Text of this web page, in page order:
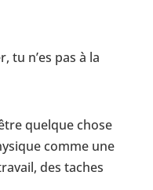
tu n’es pas à la
quelque chose
comme une
des taches